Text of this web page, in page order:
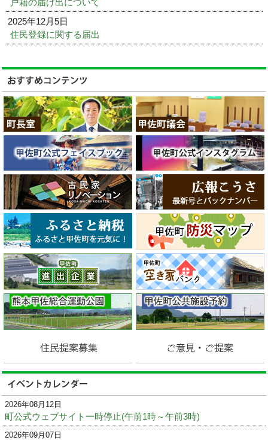
戸籍の届け出について
2025年12月5日
住民登録に関する届出
2026年08月12日
町公式ウェブサイト一時停止(午前1時～午前3時)
2026年09月07日